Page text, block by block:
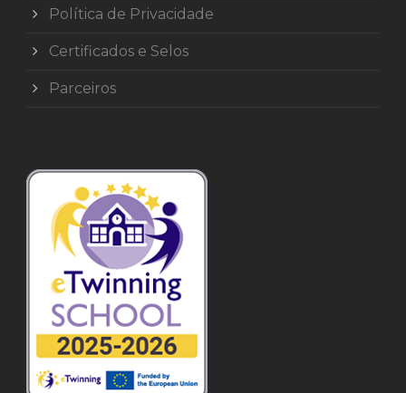
Política de Privacidade
Certificados e Selos
Parceiros